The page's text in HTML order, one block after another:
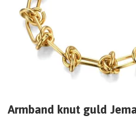
Armband knut guld